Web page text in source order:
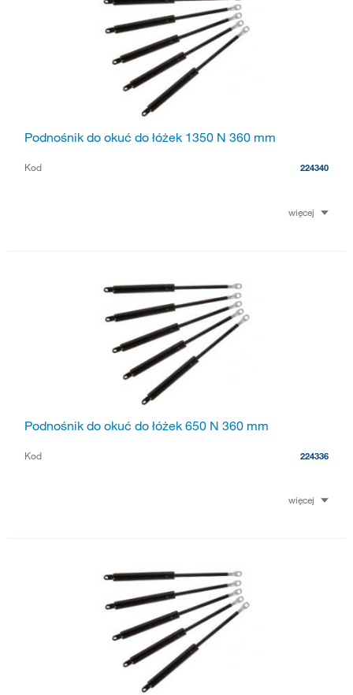
Podnośnik do okuć do łóżek 1350 N 360 mm
Kod 224340
więcej
Podnośnik do okuć do łóżek 650 N 360 mm
Kod 224336
więcej